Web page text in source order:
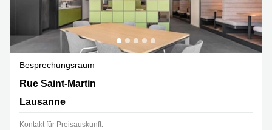
Besprechungsraum
Rue Saint-Martin 7,3. Stock, Lausanne
Rue Saint-Martin
Lausanne
Kontakt für Preisauskunft: